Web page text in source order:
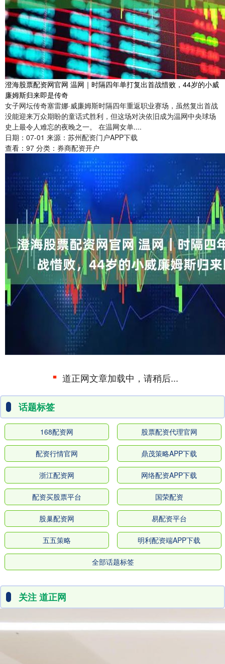
澄海股票配资网官网 温网｜时隔四年单打复出首战惜败，44岁的小威
廉姆斯归来即是传奇
女子网坛传奇塞雷娜·威廉姆斯时隔四年重返职业赛场，虽然复出首战
没能迎来万众期盼的童话式胜利，但这场对决依旧成为温网中央球场
史上最令人难忘的夜晚之一。 在温网女单....
日期：07-01 来源：苏州配资门户APP下载
查看： 97 分类： 券商配资开户
道正网文章加载中，请稍后...
话题标签
168配资网 股票配资代理官网
配资行情官网 鼎茂策略APP下载
浙江配资网 网络配资APP下载
配资买股票平台 国荣配资
股巢配资网 易配资平台
五五策略 明利配资端APP下载
全部话题标签
关注 道正网